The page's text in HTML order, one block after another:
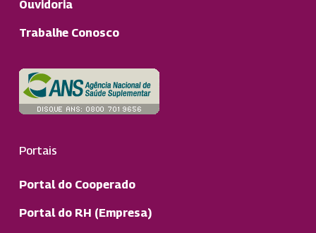
Ouvidoria
Trabalhe Conosco
Portais
Portal do Cooperado
Portal do RH (Empresa)